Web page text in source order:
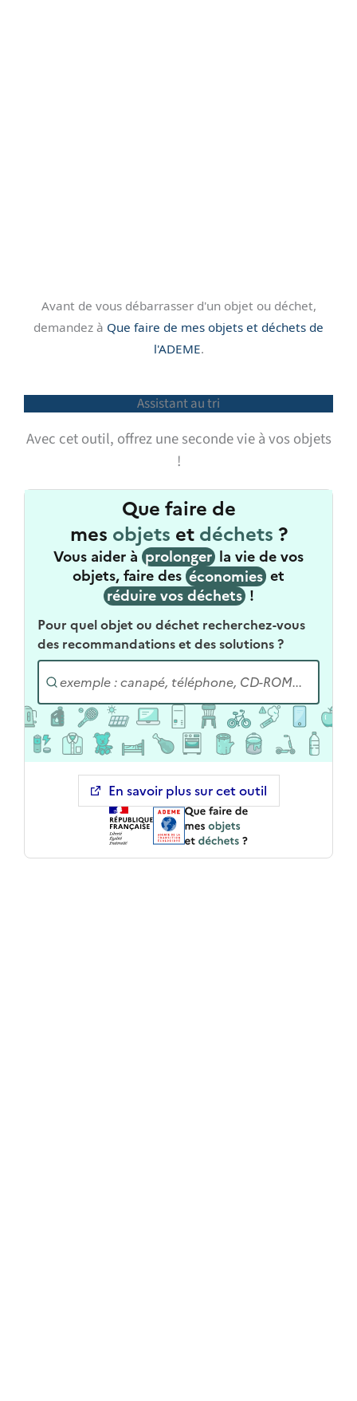
Avant de vous débarrasser d'un objet ou déchet,
demandez à Que faire de mes objets et déchets de
l'ADEME.
Assistant au tri
Avec cet outil, offrez une seconde vie à vos objets
!